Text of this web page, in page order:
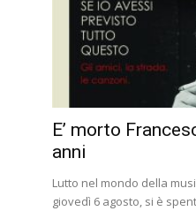
E’ morto
anni
Lutto nel mondo della
giovedì 6 agosto, si è